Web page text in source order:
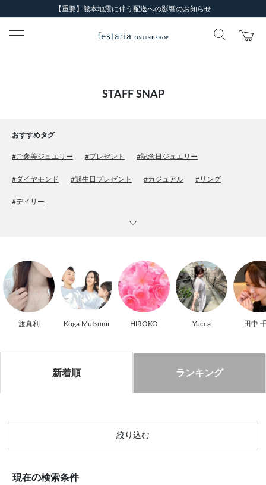
【重要】熊本地震に伴う配送への影響のお知らせ
STAFF SNAP
おすすめタグ
#ご褒美ジュエリー #プレゼント #記念日ジュエリー
#ダイヤモンド #誕生日プレゼント #カジュアル #リング
#デイリー
渡真利 Koga Mutsumi HIROKO Yucca 田中
新着順 ランキング
絞り込む
現在の検索条件